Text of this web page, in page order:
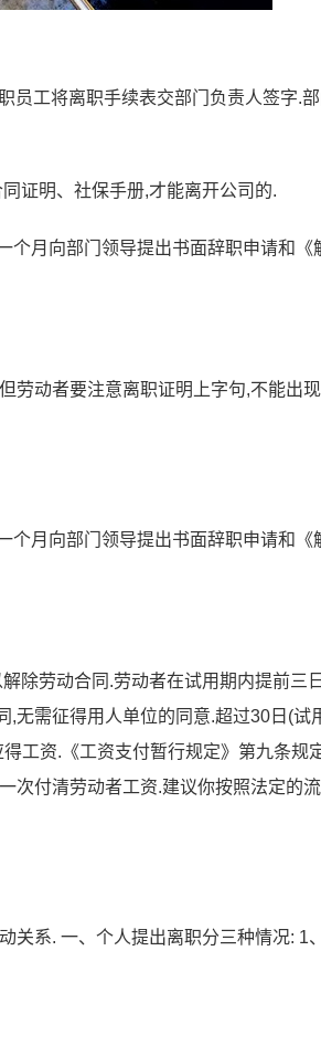
员工将离职手续表交部门负责人签字.
证明、社保手册,才能离开公司的.
个月向部门领导提出书面辞职申请和《
劳动者要注意离职证明上字句,不能出
个月向部门领导提出书面辞职申请和《
除劳动合同.劳动者在试用期内提前三
,无需征得用人单位的同意.超过30日(试
工资.《工资支付暂行规定》第九条规
次付清劳动者工资.建议你按照法定的
关系. 一、个人提出离职分三种情况: 1